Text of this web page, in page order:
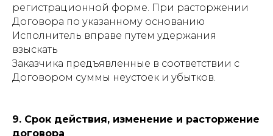
регистрационной форме. При расторжении
Договора по указанному основанию
Исполнитель вправе путем удержания
взыскать
Заказчика предъявленные в соответствии с
Договором суммы неустоек и убытков.
9. Срок действия, изменение и расторжение
договора